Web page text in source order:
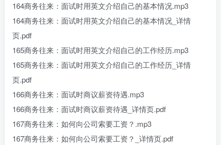
164商务往来：面试时用英文介绍自己的基本情况.mp3
164商务往来：面试时用英文介绍自己的基本情况_详情
页.pdf
165商务往来：面试时用英文介绍自己的工作经历.mp3
165商务往来：面试时用英文介绍自己的工作经历_详情
页.pdf
166商务往来：面试时商议薪资待遇.mp3
166商务往来：面试时商议薪资待遇_详情页.pdf
167商务往来：如何向公司索要工资？.mp3
167商务往来：如何向公司索要工资？_详情页.pdf